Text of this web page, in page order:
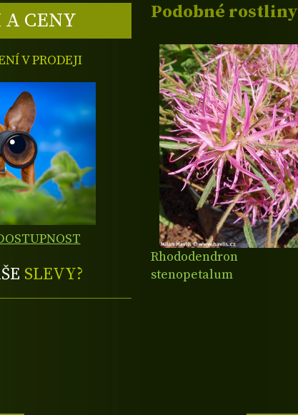
CENY
V PRODEJI
SLEVY?
Podobné rostliny
Rhododendron
stenopetalum